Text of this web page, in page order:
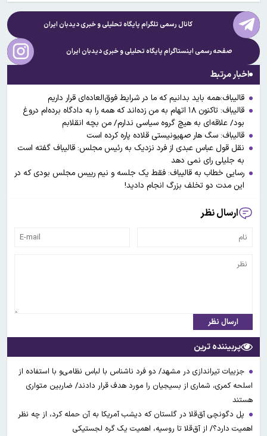
کانال رسمی تلگرام پایگاه تحلیلی و خبریدیدبان ایران
صفحه رسمی اینستاگرام پایگاه تحلیلی و خبریدیدبان ایران
اخبار مرتبط
قالیباف:همه باید بدانیم که ما در شرایط فوق‌العاده‌ای قرار داریم
قالیباف: تاکنون ۱۸ اتهام به من زده‌اند که همه را به دادگاه برده‌ام دروغ
بود/ علاقه‌ای به هیچ گروه سیاسی ندارم/ من بچه انقلابم
قالیباف: سگ هار صهیونیستی قلاده پاره کرده است
نقل قول عباس عبدی از فرد نزدیک به رئیس مجلس: قالیباف گفته است
به جلیلی رای نمی دهد
رسایی خطاب به قالیباف: فقط یک جلسه و نیم رییس مجلس بودی که در
این مدت دو تخلف بزرگ انجام دادید!
ارسال نظر
ارسال نظر
پربیننده ترین
جزییات تیراندازی در مشهد/ دو فرد ناشناس با لباس نظامی‌و با استفاده از
اسلحه کمری، شماری از بسیجیان را مورد هدف قرار دادند/ ضاربین متواری
هستند
پل دگونچی آق‌قلا در گلستان که دیشب آمریکا به آن حمله کرد، از چه نظر
اهمیت دارد؟/ از آق‌قلا تا روسیه، اهمیت یک گره لجستیکی